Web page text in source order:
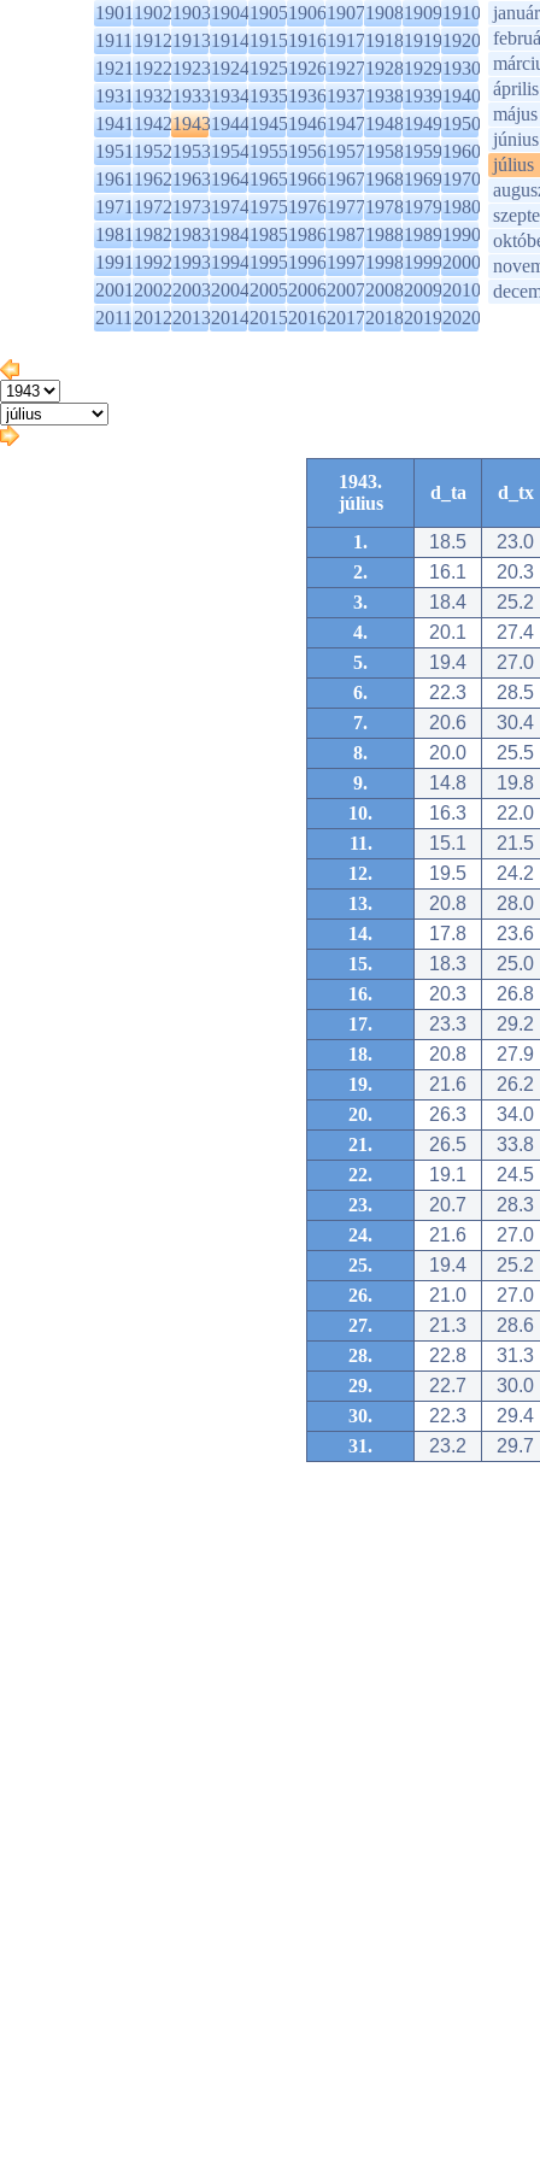
1901190219031904190519061907190819091910
1911191219131914191519161917191819191920
1921192219231924192519261927192819291930
1931193219331934193519361937193819391940
1941194219431944194519461947194819491950
1951195219531954195519561957195819591960
1961196219631964196519661967196819691970
1971197219731974197519761977197819791980
1981198219831984198519861987198819891990
1991199219931994199519961997199819992000
2001200220032004200520062007200820092010
2011201220132014201520162017201820192020
január
április
május
június
július
1943.
július
d_ta d_tx
1. 18.5
23.0
2.
16.1
20.3
3.
18.4
25.2
4.
20.1
27.4
5.
19.4
27.0
6.
22.3
28.5
7.
20.6
30.4
8.
20.0
25.5
9.
14.8
19.8
10.
16.3
22.0
11.
15.1
21.5
12.
19.5
24.2
13.
20.8
28.0
14.
17.8
23.6
15.
18.3
25.0
16.
20.3
26.8
17.
23.3
29.2
18.
20.8
27.9
19.
21.6
26.2
20.
26.3
34.0
21.
26.5
33.8
22.
19.1
24.5
23.
20.7
28.3
24.
21.6
27.0
25.
19.4
25.2
26.
21.0
27.0
27.
21.3
28.6
28.
22.8
31.3
29.
22.7
30.0
30.
22.3
29.4
31.
23.2 29.7